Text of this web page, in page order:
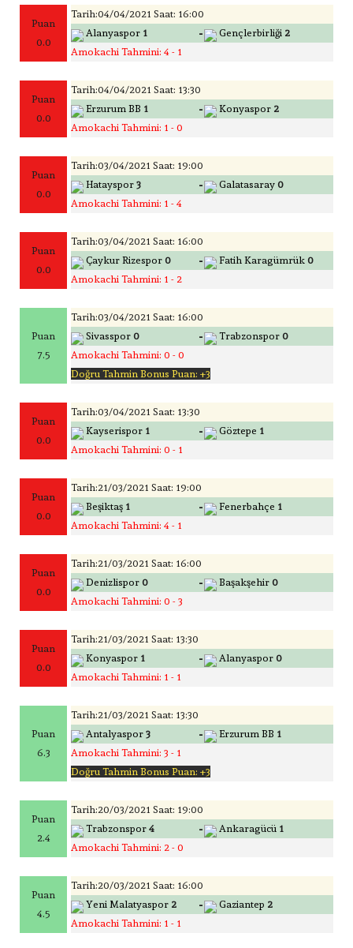
Puan
0.0
Tarih:04/04/2021 Saat: 16:00
Alanyaspor 1 - Gençlerbirliği 2
Amokachi Tahmini: 4 - 1
Puan
0.0
Tarih:04/04/2021 Saat: 13:30
Erzurum BB 1 - Konyaspor 2
Amokachi Tahmini: 1 - 0
Puan
0.0
Tarih:03/04/2021 Saat: 19:00
Hatayspor 3 - Galatasaray 0
Amokachi Tahmini: 1 - 4
Puan
0.0
Tarih:03/04/2021 Saat: 16:00
Çaykur Rizespor 0 - Fatih Karagümrük 0
Amokachi Tahmini: 1 - 2
Puan
7.5
Tarih:03/04/2021 Saat: 16:00
Sivasspor 0 - Trabzonspor 0
Amokachi Tahmini: 0 - 0
Doğru Tahmin Bonus Puan: +3
Puan
0.0
Tarih:03/04/2021 Saat: 13:30
Kayserispor 1 - Göztepe 1
Amokachi Tahmini: 0 - 1
Puan
0.0
Tarih:21/03/2021 Saat: 19:00
Beşiktaş 1 - Fenerbahçe 1
Amokachi Tahmini: 4 - 1
Puan
0.0
Tarih:21/03/2021 Saat: 16:00
Denizlispor 0 - Başakşehir 0
Amokachi Tahmini: 0 - 3
Puan
0.0
Tarih:21/03/2021 Saat: 13:30
Konyaspor 1 - Alanyaspor 0
Amokachi Tahmini: 1 - 1
Puan
6.3
Tarih:21/03/2021 Saat: 13:30
Antalyaspor 3 - Erzurum BB 1
Amokachi Tahmini: 3 - 1
Doğru Tahmin Bonus Puan: +3
Puan
2.4
Tarih:20/03/2021 Saat: 19:00
Trabzonspor 4 - Ankaragücü 1
Amokachi Tahmini: 2 - 0
Puan
4.5
Tarih:20/03/2021 Saat: 16:00
Yeni Malatyaspor 2 - Gaziantep 2
Amokachi Tahmini: 1 - 1